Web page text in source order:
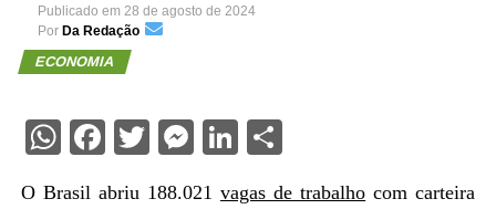
Publicado em 28 de agosto de 2024
Por Da Redação
ECONOMIA
WhatsApp
Facebook
Twitter
Messenger
LinkedIn
Share
O Brasil abriu 188.021 vagas de trabalho com carteira